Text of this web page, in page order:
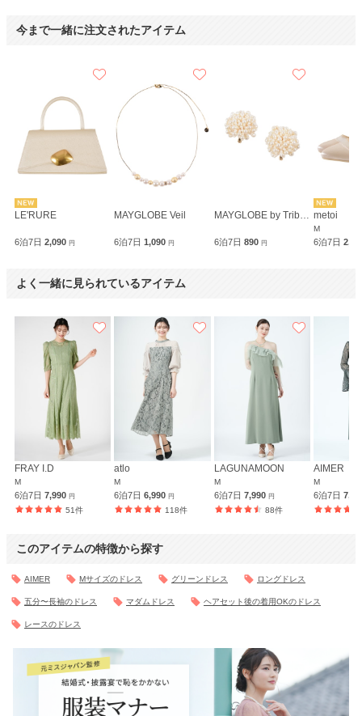
今まで一緒に注文されたアイテム
LE'RURE
6泊7日 2,090 円
MAYGLOBE Veil
6泊7日1,090円
MAYGLOBE by Tribaluxe
6泊7日 890 円
metoi
M
6泊7日
よく一緒に見られているアイテム
FRAY I.D
M
6泊7日 7,990 円
51件
atlo
M
6泊7日6,990円
118件
LAGUNAMOON
M
6泊7日 7,990 円
88件
AIMER
M
6泊7日
このアイテムの特徴から探す
AIMER Mサイズのドレス グリーンドレス ロングドレス
五分〜長袖のドレス マダムドレス ヘアセット後の着用OKのドレス
レースのドレス